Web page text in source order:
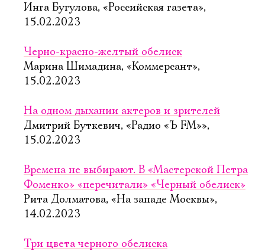
Инга Бугулова, «Российская газета»,
15.02.2023
Черно-красно-желтый обелиск
Марина Шимадина, «Коммерсант»,
15.02.2023
На одном дыхании актеров и зрителей
Дмитрий Буткевич, «Радио «Ъ FM»»,
15.02.2023
Времена не выбирают. В «Мастерской Петра
Фоменко» «перечитали» «Черный обелиск»
Рита Долматова, «На западе Москвы»,
14.02.2023
Три цвета черного обелиска